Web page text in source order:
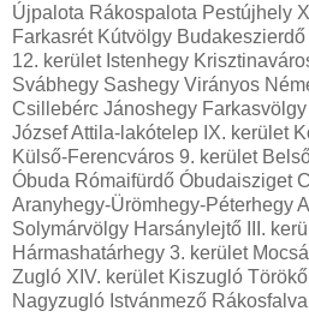
Újpalota Rákospalota Pestújhely
Farkasrét Kútvölgy
12. kerület Istenhegy
Svábhegy Sashegy Virányos
Csillebérc Jánoshegy
József Attila-lakótelep IX. kerület
Külső-Ferencváros 9. kerület
Óbuda Rómaifürdő Óbudaisziget
Aranyhegy-Ürömhegy-Péterhegy
Solymárvölgy Harsánylejtő III.
Hármashatárhegy 3. kerület
Zugló XIV. kerület Kiszugló
Nagyzugló Istvánmező